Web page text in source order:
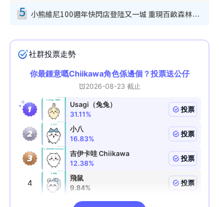
5 小熊維尼100週年快閃店登陸又一城 重現百畝森林經典場景／獨家限定盲盒登場／專屬DIY香水